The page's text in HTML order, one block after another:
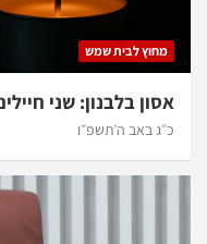
מחוץ לבית שמש
אסון בלבנון: שני
כ״ג באב ה׳תשפ״ו